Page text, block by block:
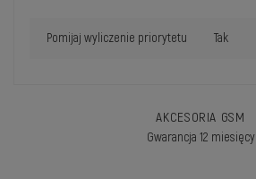
Pomijaj wyliczenie priorytetu Tak
AKCESORIA GSM
Gwarancja 12 miesięcy